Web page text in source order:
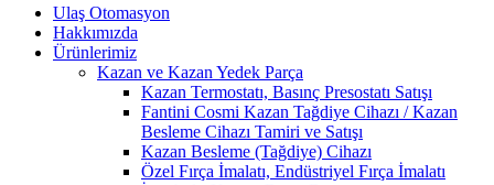
Ulaş Otomasyon
Hakkımızda
Ürünlerimiz
Kazan ve Kazan Yedek Parça
Kazan Termostatı, Basınç Presostatı Satışı
Fantini Cosmi Kazan Tağdiye Cihazı / Kazan
Besleme Cihazı Tamiri ve Satışı
Kazan Besleme (Tağdiye) Cihazı
Özel Fırça İmalatı, Endüstriyel Fırça İmalatı